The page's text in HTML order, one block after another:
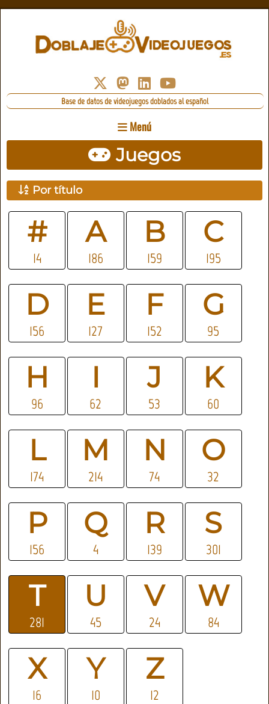
Base de datos de videojuegos doblados al español
Menú
Juegos
Por título
#
14
A
186
B
159
C
195
D
156
E
127
F
152
G
95
H
96
I
62
J
53
K
60
L
174
M
214
N
74
O
32
P
156
Q
4
R
139
S
301
T
281
U
45
V
24
W
84
X
16
Y
10
Z
12